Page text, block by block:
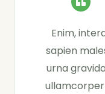
Enim,
sapien
urna